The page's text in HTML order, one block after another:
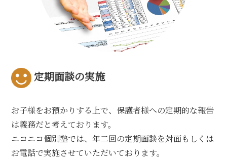
定期面談の実施
お子様をお預かりする上で、保護者様への定期的な報告
は義務だと考えております。
ニコニコ個別塾では、年二回の定期面談を対面もしくは
お電話で実施させていただいております。